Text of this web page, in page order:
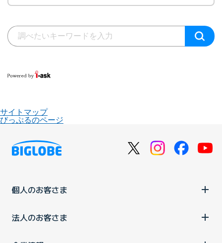
サイトマップ
びっぷるのページ
個人のお客さま
法人のお客さま